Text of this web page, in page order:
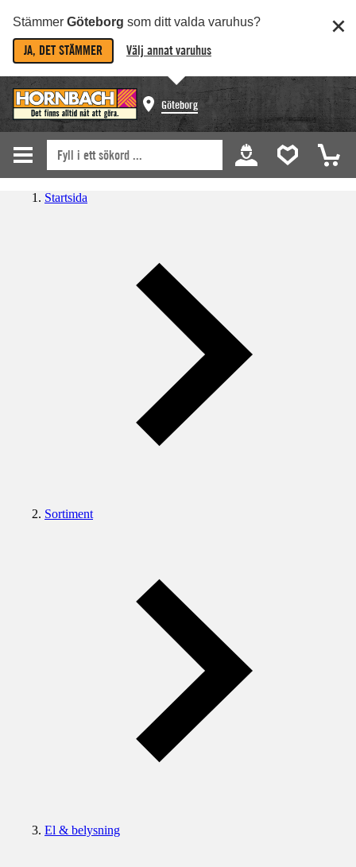
Stämmer Göteborg som ditt valda varuhus?
JA, DET STÄMMER Välj annat varuhus
Göteborg
Startsida
Sortiment
El & belysning